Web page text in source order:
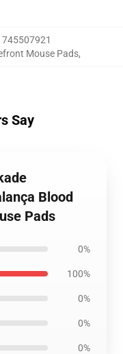
Mouse Pads,
Say
Blood
Pads
0%
100%
0%
0%
0%